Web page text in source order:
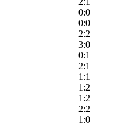
0:0
0:0
2:2
3:0
0:1
2:1
1:1
1:2
1:2
2:2
1:0